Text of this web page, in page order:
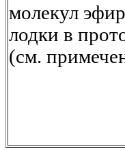
молекул
лодки в
(см.